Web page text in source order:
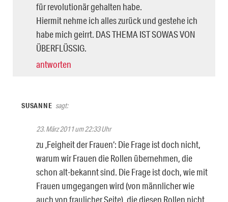
für revolutionär gehalten habe.
Hiermit nehme ich alles zurück und gestehe ich
habe mich geirrt. DAS THEMA IST SOWAS VON
ÜBERFLÜSSIG.
antworten
SUSANNE sagt:
23. März 2011 um 22:33 Uhr
zu ‚Feigheit der Frauen‘: Die Frage ist doch nicht,
warum wir Frauen die Rollen übernehmen, die
schon alt-bekannt sind. Die Frage ist doch, wie mit
Frauen umgegangen wird (von männlicher wie
auch von fraulicher Seite), die diesen Rollen nicht